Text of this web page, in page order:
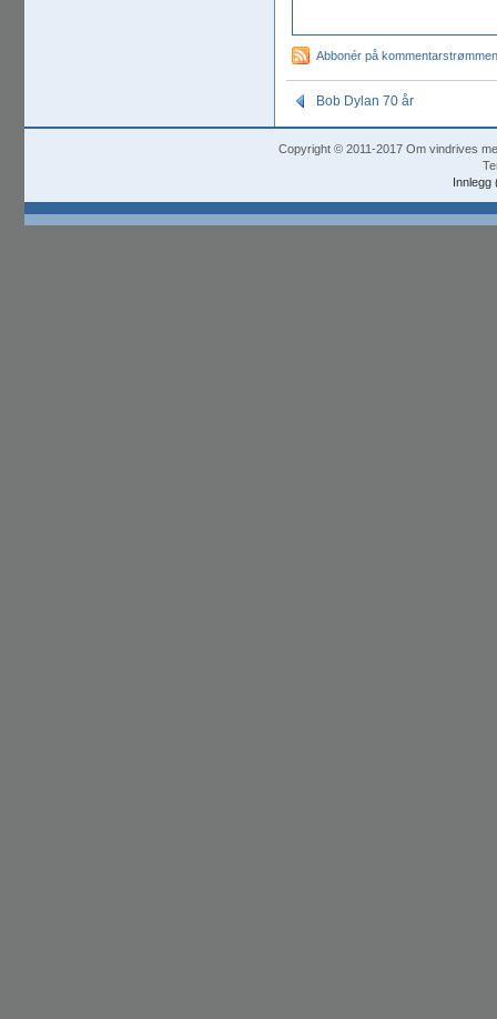
Abbonér på kommentarstrømmen
Bob Dylan 70 år
Copyright © 2011-2017 Om vindrives
Innlegg